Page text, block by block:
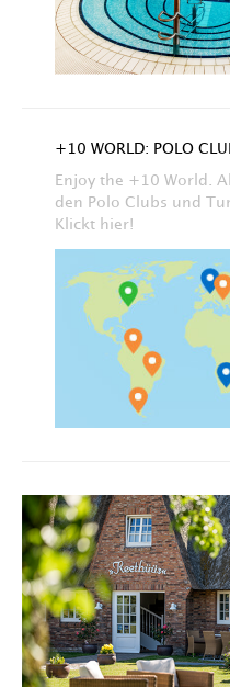
+10 WORLD: POLO
Enjoy the +10 World.
den Polo Clubs und
Klickt hier!